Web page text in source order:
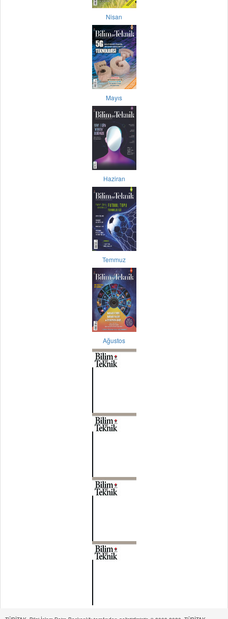
Nisan
Mayıs
Haziran
Temmuz
Ağustos